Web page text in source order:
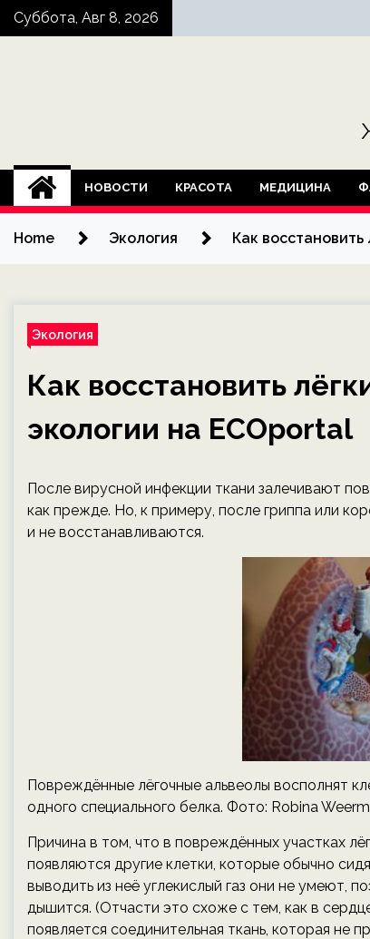
SkipСуббота, Авг 8, 2026
НОВОСТИ КРАСОТА МЕДИЦИНА
Home Экология Как
Экология
Как восстановить
экологии на ECOportal
После вирусной инфекции ткани залечивают
как прежде. Но, к примеру, после гриппа или
и не восстанавливаются.
Повреждённые лёгочные альвеолы восполнят
одного специального белка. Фото: Robina
Причина в том, что в повреждённых участках
появляются другие клетки, которые обычно
выводить из неё углекислый газ они не умеют,
дышится. (Отчасти это схоже с тем, как в
появляется соединительная ткань, которая не